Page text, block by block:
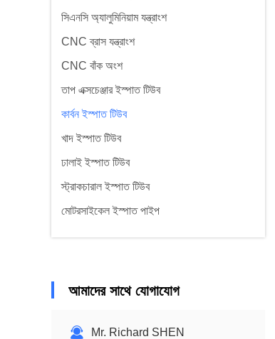
সিএনসি অ্যালুমিনিয়াম যন্ত্রাংশ
CNC ব্রাস যন্ত্রাংশ
CNC বাঁক অংশ
তাপ এক্সচেঞ্জার ইস্পাত টিউব
কার্বন ইস্পাত টিউব
খাদ ইস্পাত টিউব
ঢালাই ইস্পাত টিউব
স্ট্রাকচারাল ইস্পাত টিউব
মোটরসাইকেল ইস্পাত পাইপ
আমাদের সাথে যোগাযোগ
Mr. Richard SHEN